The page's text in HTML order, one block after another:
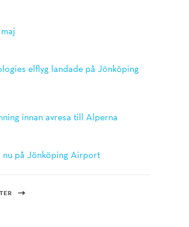
elflyg landade på Jönköping
innan avresa till Alperna
nu på Jönköping Airport